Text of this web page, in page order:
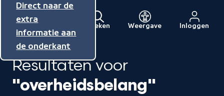
Direct naar de
inhoud
Direct naar de
hoofdnavigatie
Direct naar de
extra
informatie aan
de onderkant
Menu
Naar
de
beginpagina
van
NPO
Zoeken Weergave Inloggen
Resultaten voor
"overheidsbelang"